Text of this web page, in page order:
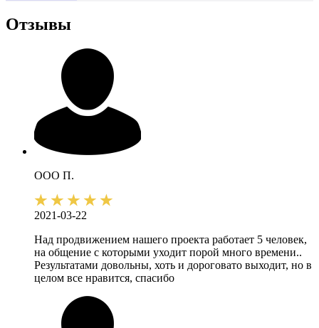
Отзывы
ООО П.
2021-03-22
Над продвижением нашего проекта работает 5 человек,
на общение с которыми уходит порой много времени..
Результатами довольны, хоть и дороговато выходит, но в
целом все нравится, спасибо